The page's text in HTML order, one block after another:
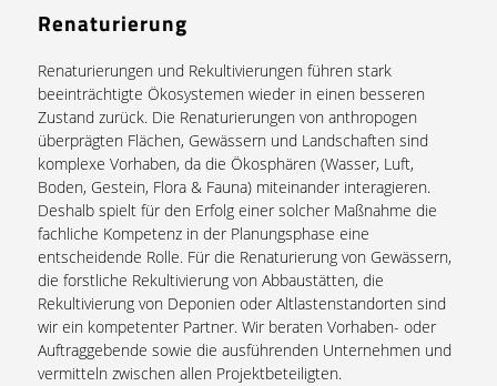
Renaturierung
Renaturierungen und Rekultivierungen führen stark
beeinträchtigte Ökosystemen wieder in einen besseren
Zustand zurück. Die Renaturierungen von anthropogen
überprägten Flächen, Gewässern und Landschaften sind
komplexe Vorhaben, da die Ökosphären (Wasser, Luft,
Boden, Gestein, Flora & Fauna) miteinander interagieren.
Deshalb spielt für den Erfolg einer solcher Maßnahme die
fachliche Kompetenz in der Planungsphase eine
entscheidende Rolle. Für die Renaturierung von Gewässern,
die forstliche Rekultivierung von Abbaustätten, die
Rekultivierung von Deponien oder Altlastenstandorten sind
wir ein kompetenter Partner. Wir beraten Vorhaben- oder
Auftraggebende sowie die ausführenden Unternehmen und
vermitteln zwischen allen Projektbeteiligten.